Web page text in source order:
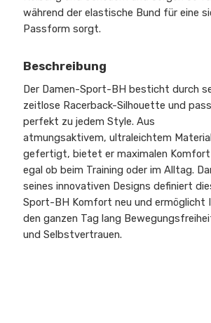
während der elastische Bund für eine
Passform sorgt.
Beschreibung
Der Damen-Sport-BH besticht durch
zeitlose Racerback-Silhouette und
perfekt zu jedem Style. Aus
atmungsaktivem, ultraleichtem Material
gefertigt, bietet er maximalen Komfort
egal ob beim Training oder im Alltag.
seines innovativen Designs definiert
Sport-BH Komfort neu und ermöglicht
den ganzen Tag lang
und Selbstvertrauen.